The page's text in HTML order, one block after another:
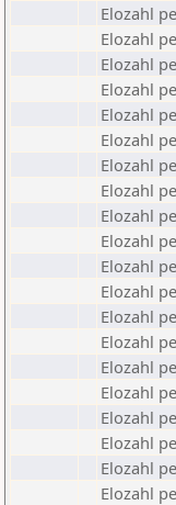
Elozahl
Elozahl
Elozahl
Elozahl
Elozahl
Elozahl
Elozahl
Elozahl
Elozahl
Elozahl
Elozahl
Elozahl
Elozahl
Elozahl
Elozahl
Elozahl
Elozahl
Elozahl
Elozahl
Elozahl